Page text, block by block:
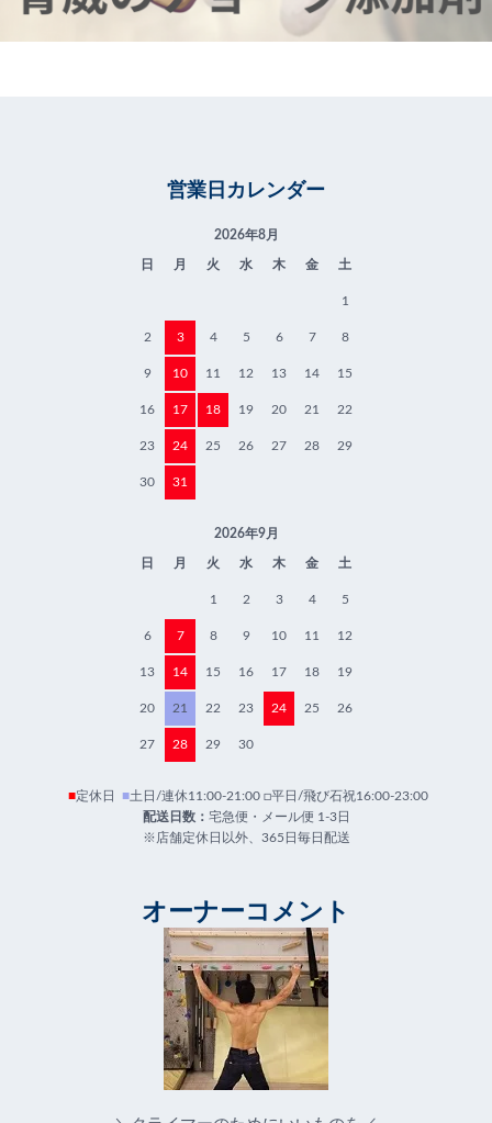
営業日カレンダー
2026年8月
日 月 火 水 木 金 土
1
2 3 4 5 6 7 8
9 10 11 12 13 14 15
16 17 18 19 20 21 22
23 24 25 26 27 28 29
30 31
2026年9月
日 月 火 水 木 金 土
1 2 3 4 5
6 7 8 9 10 11 12
13 14 15 16 17 18 19
20 21 22 23 24 25 26
27 28 29 30
■定休日 ■土日/連休11:00-21:00 □平日/飛び石祝16:00-23:00
配送日数： 宅急便・メール便 1-3日
※店舗定休日以外、365日毎日配送
オーナーコメント